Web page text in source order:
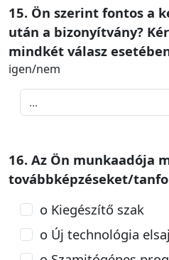
15. Ön szerint fontos a
után a bizonyítvány?
mindkét válasz
igen/nem
16. Az Ön munkaadója
továbbképzéseket/
o Kiegészítő szak
o Új technológia